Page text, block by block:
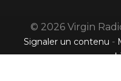
© 2026 Virgin
Signaler un contenu -